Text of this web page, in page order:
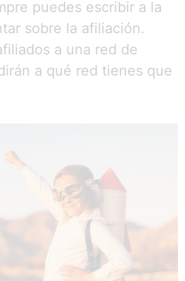
puedes escribir a la
sobre la afiliación.
a una red de
a qué red tienes que